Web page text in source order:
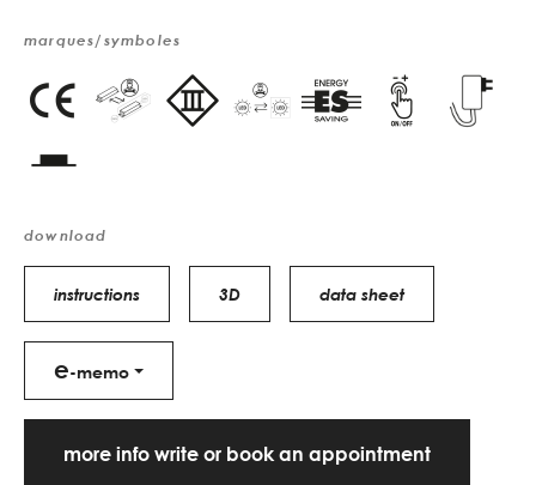
marques/symboles
download
instructions 3D data sheet
e-memo
more info write or book an appointment